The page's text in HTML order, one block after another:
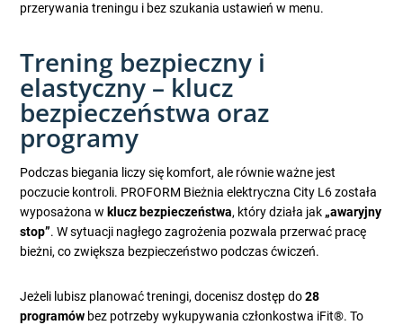
przerywania treningu i bez szukania ustawień w menu.
Trening bezpieczny i
elastyczny – klucz
bezpieczeństwa oraz
programy
Podczas biegania liczy się komfort, ale równie ważne jest
poczucie kontroli. PROFORM Bieżnia elektryczna City L6 została
wyposażona w klucz bezpieczeństwa, który działa jak „awaryjny
stop”. W sytuacji nagłego zagrożenia pozwala przerwać pracę
bieżni, co zwiększa bezpieczeństwo podczas ćwiczeń.
Jeżeli lubisz planować treningi, docenisz dostęp do28
programów bez potrzeby wykupywania członkostwa iFit®. To